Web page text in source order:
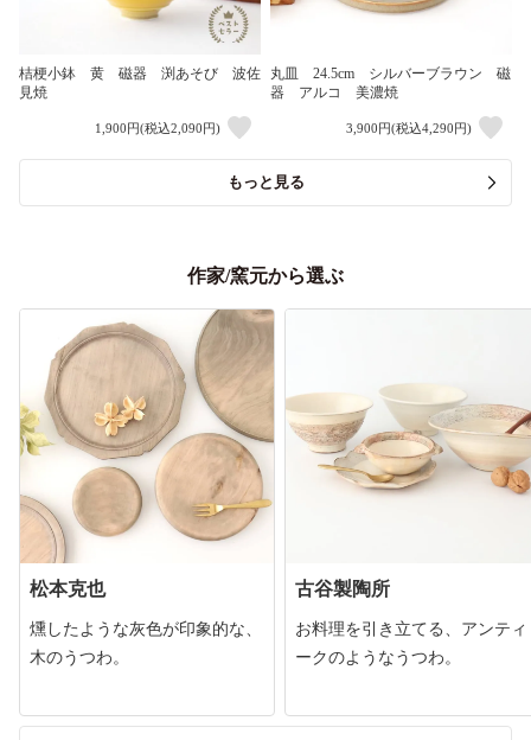
桔梗小鉢 黄 磁器 渕あそび 波佐
見焼
1,900円(税込2,090円)
丸皿 24.5cm シルバーブラウン 磁
器 アルコ 美濃焼
3,900円(税込4,290円)
もっと見る
作家/窯元から選ぶ
松本克也
燻したような灰色が印象的な、
木のうつわ。
古谷製陶所
お料理を引き立てる、アンティ
ークのようなうつわ。